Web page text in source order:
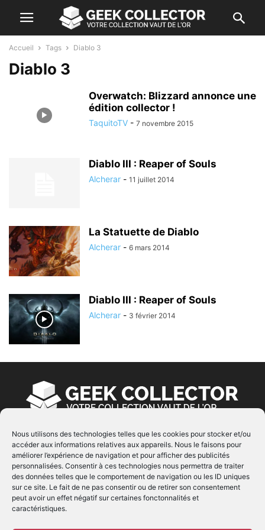
Nous utilisons des technologies telles que les cookies pour stocker et/ou
accéder aux informations relatives aux appareils. Nous le faisons pour
améliorer l’expérience de navigation et pour afficher des publicités
personnalisées. Consentir à ces technologies nous permettra de traiter
des données telles que le comportement de navigation ou les ID uniques
sur ce site. Le fait de ne pas consentir ou de retirer son consentement
peut avoir un effet négatif sur certaines fonctonnalités et
caractéristiques.
Accueil Tags Diablo 3
Diablo 3
Overwatch: Blizzard annonce une
édition collector !
TaquitoTV - 7 novembre 2015
Diablo III : Reaper of Souls
Alcherar - 11 juillet 2014
La Statuette de Diablo
Alcherar - 6 mars 2014
Diablo III : Reaper of Souls
Alcherar - 3 février 2014
À PROPOS
© Copyright 2022 | Produit parEIMAI| Tous Droits
Réservés